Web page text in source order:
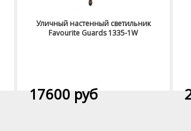
Уличный настенный светильник
Favourite Guards 1335-1W
17600 руб